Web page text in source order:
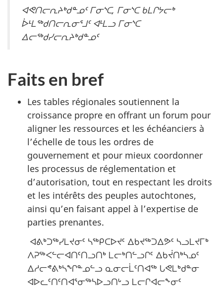
ᐊᕙᑎᓕᕆᔨᒃᑯᓐᓄᑦ ᒥᓂᔅᑕ, ᒥᓂᔅᑕ ᑲᒪᒋᔭᓕᒃ
ᐆᒻᒪᖅᑯᑎᓕᕆᓂᕐᒧᑦ ᐊᒻᒪᓗ ᒥᓂᔅᑕ
ᐃᓕᖅᑯᓯᓕᕆᔨᒃᑯᓐᓄᑦ
Faits en bref
Les tables régionales soutiennent la
croissance propre en offrant un forum pour
aligner les ressources et les échéanciers à
l’échelle de tous les ordres de
gouvernement et pour mieux coordonner
les processus de réglementation et
d’autorisation, tout en respectant les droits
et les intérêts des peuples autochtones,
ainsi qu’en faisant appel à l’expertise de
parties prenantes.
ᐊᕕᒃᑐᖅᓯᒪᔪᓂᑦ ᓴᖅᑭᑕᐅᔪᑦ ᐃᑲᔪᖅᑐᐃᕗᑦ ᓴᓗᒪᔪᒥᒃ
ᐱᕈᖅᐸᓪᓕᐊᑎᑦᑎᓗᑎᒃ ᒪᓕᒃᑎᓪᓗᒋᑦ ᐃᑲᔫᑎᒃᓴᓄᑦ
ᐃᓱᓕᕝᕕᒃᓴᖏᓐᓄᓪᓗ ᓇᓂᓕᒫᑦᑎᐊᖅ ᒐᕙᒪᒃᑯᓐᓂ
ᐊᐅᓚᑦᑎᑦᑎᐊᕐᓂᖅᓴᐅᓗᑎᒡᓗ ᒪᓕᒋᐊᓕᖕᓂᑦ